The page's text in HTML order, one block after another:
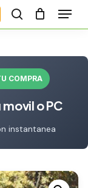
search
Menú
COMPRA
o PC
instantanea